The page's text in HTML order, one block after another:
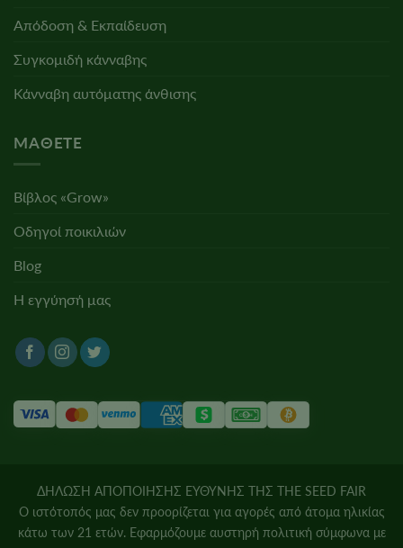
Απόδοση & Εκπαίδευση
Συγκομιδή κάνναβης
Κάνναβη αυτόματης άνθισης
ΜΆΘΕΤΕ
Βίβλος «Grow»
Οδηγοί ποικιλιών
Blog
Η εγγύησή μας
ΔΗΛΩΣΗ ΑΠΟΠΟΙΗΣΗΣ ΕΥΘΥΝΗΣ ΤΗΣ THE SEED FAIR
Ο ιστότοπός μας δεν προορίζεται για αγορές από άτομα ηλικίας
κάτω των 21 ετών. Εφαρμόζουμε αυστηρή πολιτική σύμφωνα με